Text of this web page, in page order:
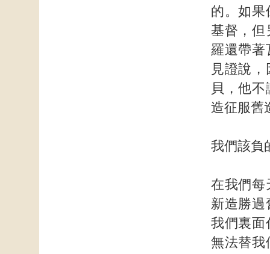
的。如果
基督，但
羅還帶著
見證說
貝，他
造征服舊
我們該負
在我們每
新造勝過
我們裏面
無法替我